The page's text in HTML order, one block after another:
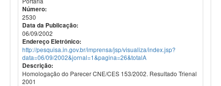
Número:
2530
Data da Publicação:
06/09/2002
Endereço Eletrônico:
http://pesquisa.in.gov.br/imprensa/jsp/visualiza/index.jsp?
data=06/09/2002&jornal=1&pagina=26&totalA
Descrição:
Homologação do Parecer CNE/CES 153/2002. Resultado Trienal
2001